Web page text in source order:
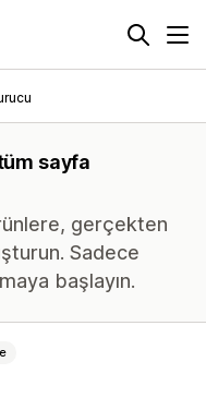
sayfa
gerçekten
Sadece
başlayın.